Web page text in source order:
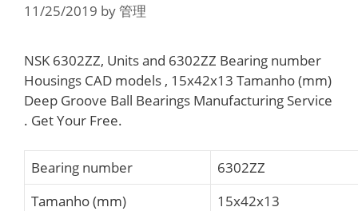
11/25/2019 by管理
NSK 6302ZZ, Units and 6302ZZ Bearing number
Housings CAD models , 15x42x13 Tamanho (mm)
Deep Groove Ball Bearings Manufacturing Service
. Get Your Free.
Bearing number
6302ZZ
Tamanho (mm)
15x42x13